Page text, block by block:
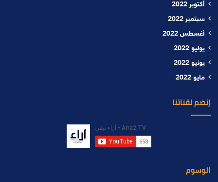
أكتوبر 2022
سبتمبر 2022
أغسطس 2022
يوليو 2022
يونيو 2022
مايو 2022
إنضم لقناتنا
الوسوم